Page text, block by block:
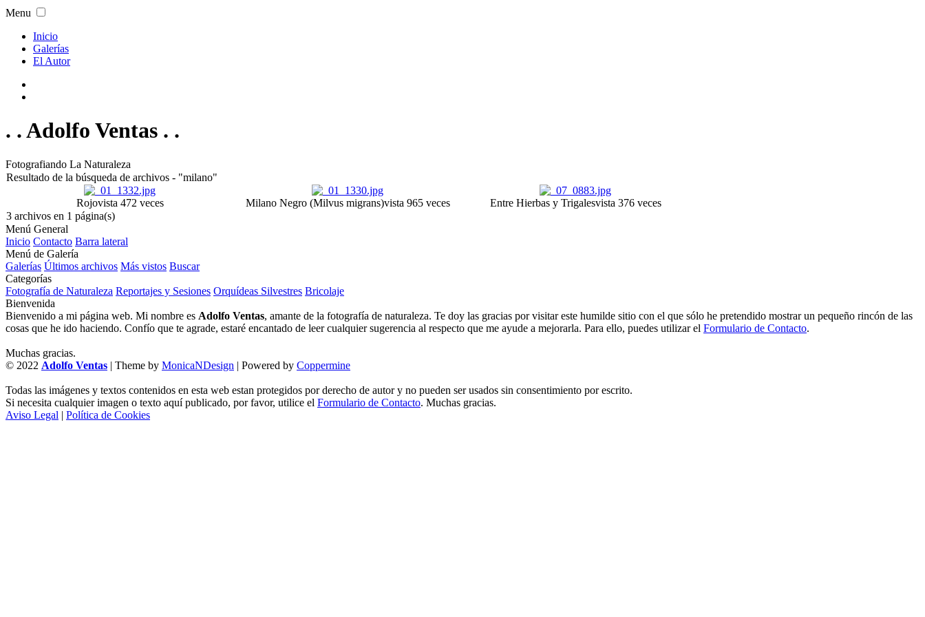
Menu
Inicio
Galerías
El Autor
. . Adolfo Ventas . .
Fotografiando La Naturaleza
Resultado de la búsqueda de archivos - "milano"
Rojovista 472 veces Milano Negro (Milvus migrans)vista 965 veces Entre Hierbas y Trigalesvista 376 veces
3 archivos en 1 página(s)
Menú General
Inicio Contacto Barra lateral
Menú de Galería
Galerías Últimos archivos Más vistos Buscar
Categorías
Fotografía de Naturaleza Reportajes y Sesiones Orquídeas Silvestres Bricolaje
Bienvenida
Bienvenido a mi página web. Mi nombre es Adolfo Ventas, amante de la fotografía de naturaleza. Te doy las gracias por visitar este humilde sitio con el que sólo he pretendido mostrar un pequeño rincón de las
cosas que he ido haciendo. Confío que te agrade, estaré encantado de leer cualquier sugerencia al respecto que me ayude a mejorarla. Para ello, puedes utilizar el Formulario de Contacto.
Muchas gracias.
© 2022 Adolfo Ventas | Theme by MonicaNDesign | Powered by Coppermine
Todas las imágenes y textos contenidos en esta web estan protegidos por derecho de autor y no pueden ser usados sin consentimiento por escrito.
Si necesita cualquier imagen o texto aquí publicado, por favor, utilice el Formulario de Contacto. Muchas gracias.
Aviso Legal | Política de Cookies